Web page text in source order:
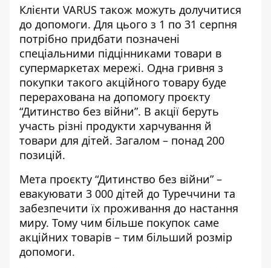
Клієнти VARUS також можуть долучитися
до допомоги. Для цього з 1 по 31 серпня
потрібно придбати позначені
спеціальними підцінниками товари в
супермаркетах мережі. Одна гривня з
покупки такого акційного товару буде
перерахована на допомогу проєкту
“Дитинство без війни”. В акції беруть
участь різні продукти харчування й
товари для дітей. Загалом – понад 200
позицій.
Мета проєкту “Дитинство без війни” –
евакуювати 3 000 дітей до Туреччини та
забезпечити їх проживання до настання
миру. Тому чим більше покупок саме
акційних товарів – тим більший розмір
допомоги.